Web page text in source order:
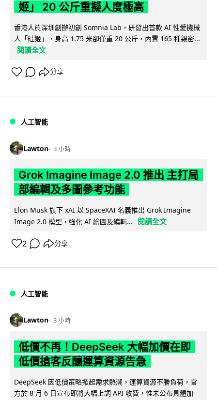
姬」 20 公斤重擬人度極高
香港人於深圳創辦初創 Somnia Lab，研發出首款 AI 性愛機械
人「硅姬」，身高 1.75 米卻僅重 20 公斤，內置 165 種親密...
閱讀全文
分享
人工智能
Lawton 3 小時
Grok Imagine Image 2.0 推出 主打局
部編輯及多圖參考功能
Elon Musk 旗下 xAI 以 SpaceXAI 名義推出 Grok Imagine
Image 2.0 模型，強化 AI 繪圖及編輯...
閱讀全文
2 分享
人工智能
Lawton 3 小時
低價不再！DeepSeek 大幅加價在即
低價搶客反釀運算資源告急
DeepSeek 因低價策略掀起需求熱潮，運算資源不勝負荷，官
方於 8 月 6 日宣布即將大幅上調 API 收費，惟未公布具體加